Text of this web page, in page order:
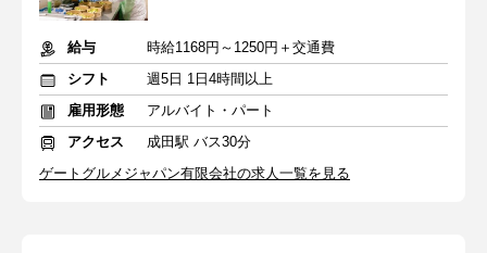
給与
時給1168円～1250円＋交通費
シフト
週5日 1日4時間以上
雇用形態
アルバイト・パート
アクセス
成田駅 バス30分
ゲートグルメジャパン有限会社の求人一覧を見る